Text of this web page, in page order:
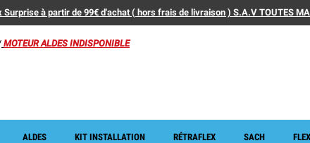
Surprise à partir de 99€ d'achat ( hors frais de livraison ) S.A.V TOUTES
MOTEUR ALDES INDISPONIBLE
ALDES KIT INSTALLATION RÉTRAFLEX SACH